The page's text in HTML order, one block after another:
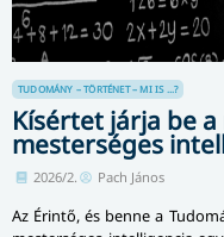
TUDOMÁNY – TÖRTÉNET – MI IS ...?
Kísértet járja be
mesterséges
2026/2. Pach János
Az Érintő, és benne a